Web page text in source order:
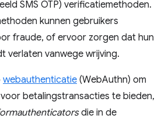
SMS OTP) verificatiemethoden.
kunnen gebruikers
fraude, of ervoor zorgen dat hun
verlaten vanwege wrijving.
webauthenticatie (WebAuthn) om
betalingstransacties te bieden,
die in de